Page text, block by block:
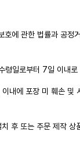
에 관한 법률과 공정
령일로부터 7일 이내로
내에 포장 미 훼손 및
후 또는 주문 제작 상